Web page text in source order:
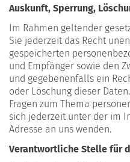
Auskunft, Sperrung,
Im Rahmen geltender
Sie jederzeit das Recht
gespeicherten
und Empfänger sowie den
und gegebenenfalls ein
oder Löschung dieser
Fragen zum Thema
sich jederzeit unter der im
Adresse an uns wenden.
Verantwortliche Stelle für